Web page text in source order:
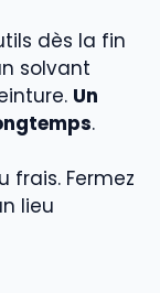
dès la fin
solvant
Un
.
frais. Fermez
lieu